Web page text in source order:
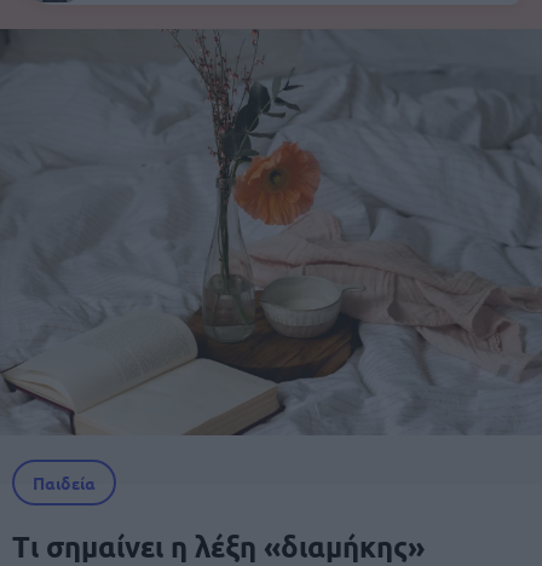
Παιδεία
Τι σημαίνει η λέξη «διαμήκης»